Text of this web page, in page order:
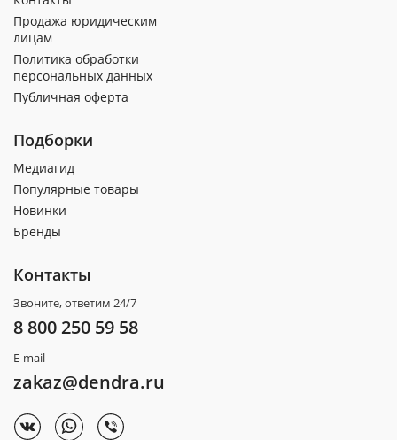
Продажа юридическим
лицам
Политика обработки
персональных данных
Публичная оферта
Подборки
Медиагид
Популярные товары
Новинки
Бренды
Контакты
Звоните, ответим 24/7
8 800 250 59 58
E-mail
zakaz@dendra.ru